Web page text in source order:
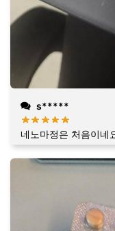
s*****
네노마정은 처음이네